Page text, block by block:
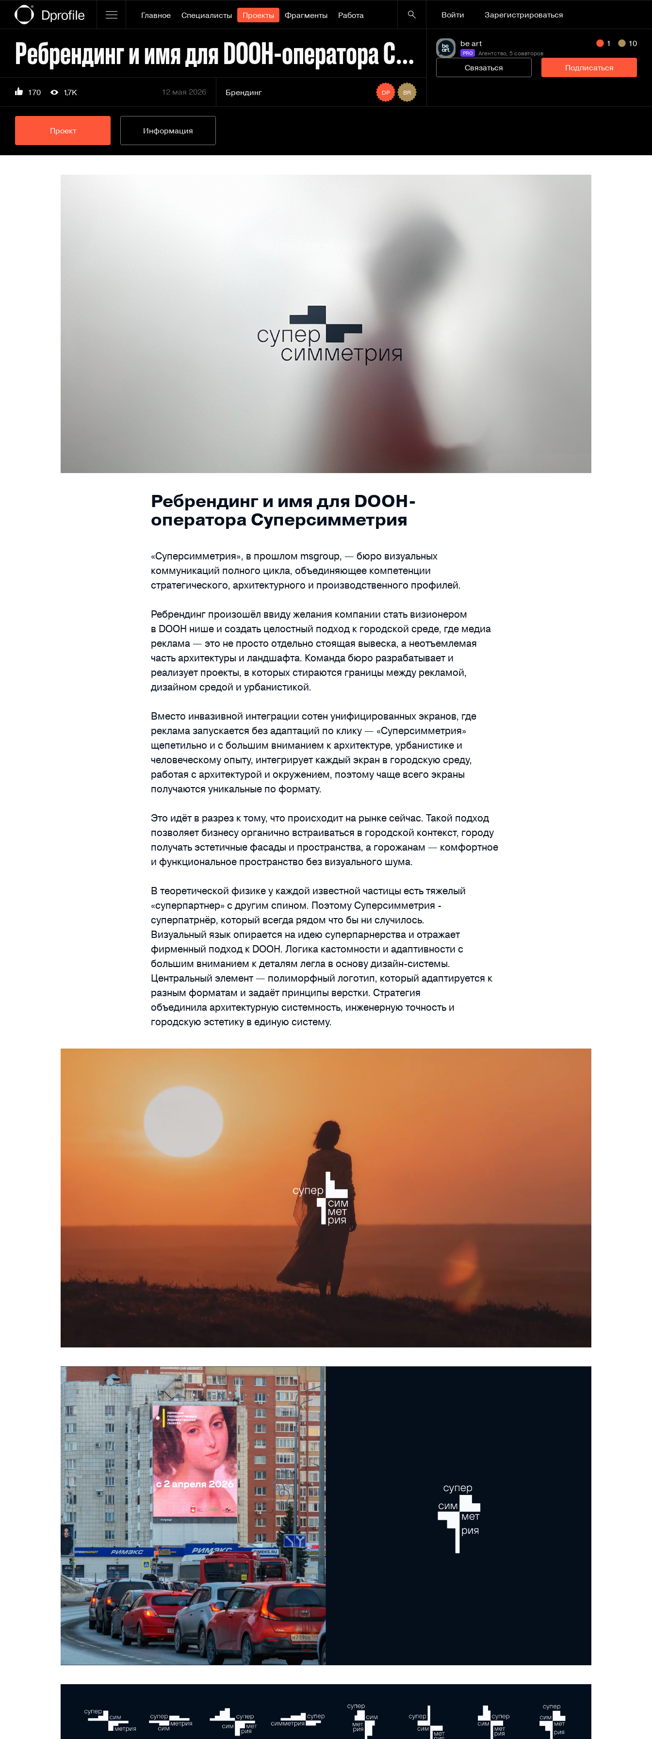
Главное Специалисты Проекты Фрагменты Работа Войти Зарегистрироваться
Ребрендинг и имя для DOOH-оператора Суперсимметрия
170 1,7K 12 мая 2026 Брендинг DP BR
be art
PRO Агентство, 5 соавторов
1 10
Связаться Подписаться
Проект Информация
Ребрендинг и имя для DOOH-
оператора Суперсимметрия
«Суперсимметрия», в прошлом msgroup, — бюро визуальных
коммуникаций полного цикла, объединяющее компетенции
стратегического, архитектурного и производственного профилей.
Ребрендинг произошёл ввиду желания компании стать визионером
в DOOH нише и создать целостный подход к городской среде, где медиа
реклама — это не просто отдельно стоящая вывеска, а неотъемлемая
часть архитектуры и ландшафта. Команда бюро разрабатывает и
реализует проекты, в которых стираются границы между рекламой,
дизайном средой и урбанистикой.
Вместо инвазивной интеграции сотен унифицированных экранов, где
реклама запускается без адаптаций по клику — «Суперсимметрия»
щепетильно и с большим вниманием к архитектуре, урбанистике и
человеческому опыту, интегрирует каждый экран в городскую среду,
работая с архитектурой и окружением, поэтому чаще всего экраны
получаются уникальные по формату.
Это идёт в разрез к тому, что происходит на рынке сейчас. Такой подход
позволяет бизнесу органично встраиваться в городской контекст, городу
получать эстетичные фасады и пространства, а горожанам — комфортное
и функциональное пространство без визуального шума.
В теоретической физике у каждой известной частицы есть тяжелый
«суперпартнер» с другим спином. Поэтому Суперсимметрия -
суперпатрнёр, который всегда рядом что бы ни случилось.
Визуальный язык опирается на идею суперпарнерства и отражает
фирменный подход к DOOH. Логика кастомности и адаптивности с
большим вниманием к деталям легла в основу дизайн-системы.
Центральный элемент — полиморфный логотип, который адаптируется к
разным форматам и задаёт принципы верстки. Стратегия
объединила архитектурную системность, инженерную точность и
городскую эстетику в единую систему.